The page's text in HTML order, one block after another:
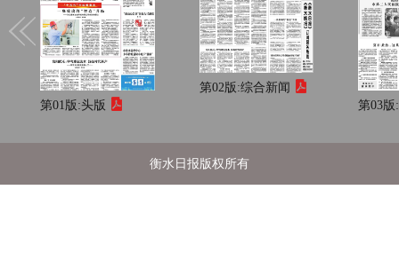
第01版:头版
第02版:综合新闻
第03版:
衡水日报版权所有